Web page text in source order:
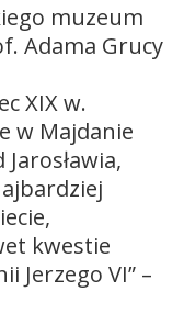
muzeum
Adama Grucy
XIX w.
w Majdanie
kwestie
Jerzego VI” –